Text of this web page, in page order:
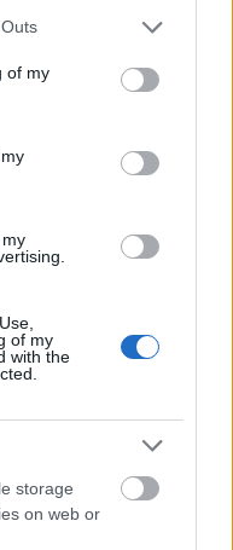
one or more Google
You may click to
its third-party tags to
in below Google
of my
of my
with the
storage
on web or
amennyiben
speciális tésztavágó
vásárolni, ha
nagymamád. :)
zománcos,
receptben az
a munkafelületre,
és üsd bele a
tálat használsz -
összeállt a tészta,
felületű,
gyúródeszkán
akkor javaslom, ha
mert ezzel tudod